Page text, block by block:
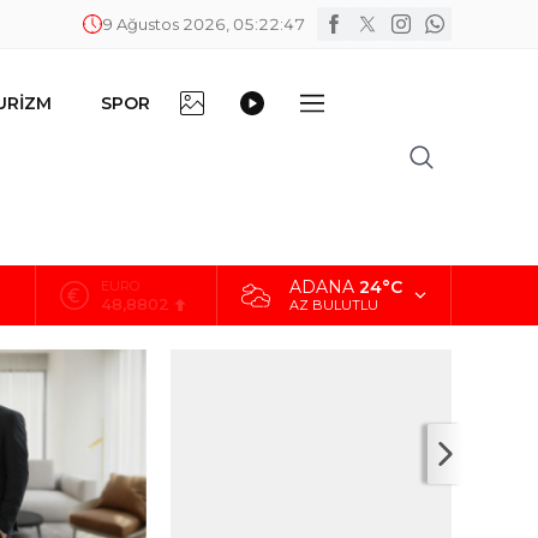
9 Ağustos 2026, 05:22:48
SPOR
ALTIN
5.629,56
BİST
10.824,63
48,8802
ADANA 24°C
AZ BULUTLU